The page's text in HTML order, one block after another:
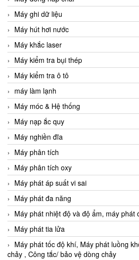
Máy ghi dữ liệu
Máy hút hơi nước
Máy khắc laser
Máy kiểm tra bụi thép
Máy kiểm tra ô tô
máy làm lạnh
Máy móc & Hệ thống
Máy nạp ắc quy
Máy nghiền đĩa
Máy phân tích
Máy phân tích oxy
Máy phát áp suất vi sai
Máy phát đa năng
Máy phát nhiệt độ và độ ẩm, máy phát
Máy phát tia lửa
Máy phát tốc độ khí, Máy phát luồng
chảy , Công tắc/ bảo vệ dòng chảy